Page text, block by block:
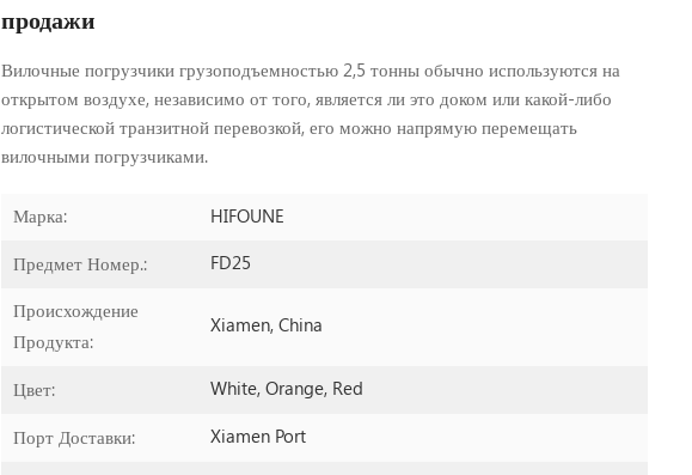
продажи
Вилочные погрузчики грузоподъемностью 2,5 тонны обычно используются на
открытом воздухе, независимо от того, является ли это доком или какой-либо
логистической транзитной перевозкой, его можно напрямую перемещать
вилочными погрузчиками.
Марка: HIFOUNE
Предмет Номер.:
FD25
Происхождение
Продукта:
Xiamen, China
Цвет: White, Orange, Red
Порт Доставки: Xiamen Port